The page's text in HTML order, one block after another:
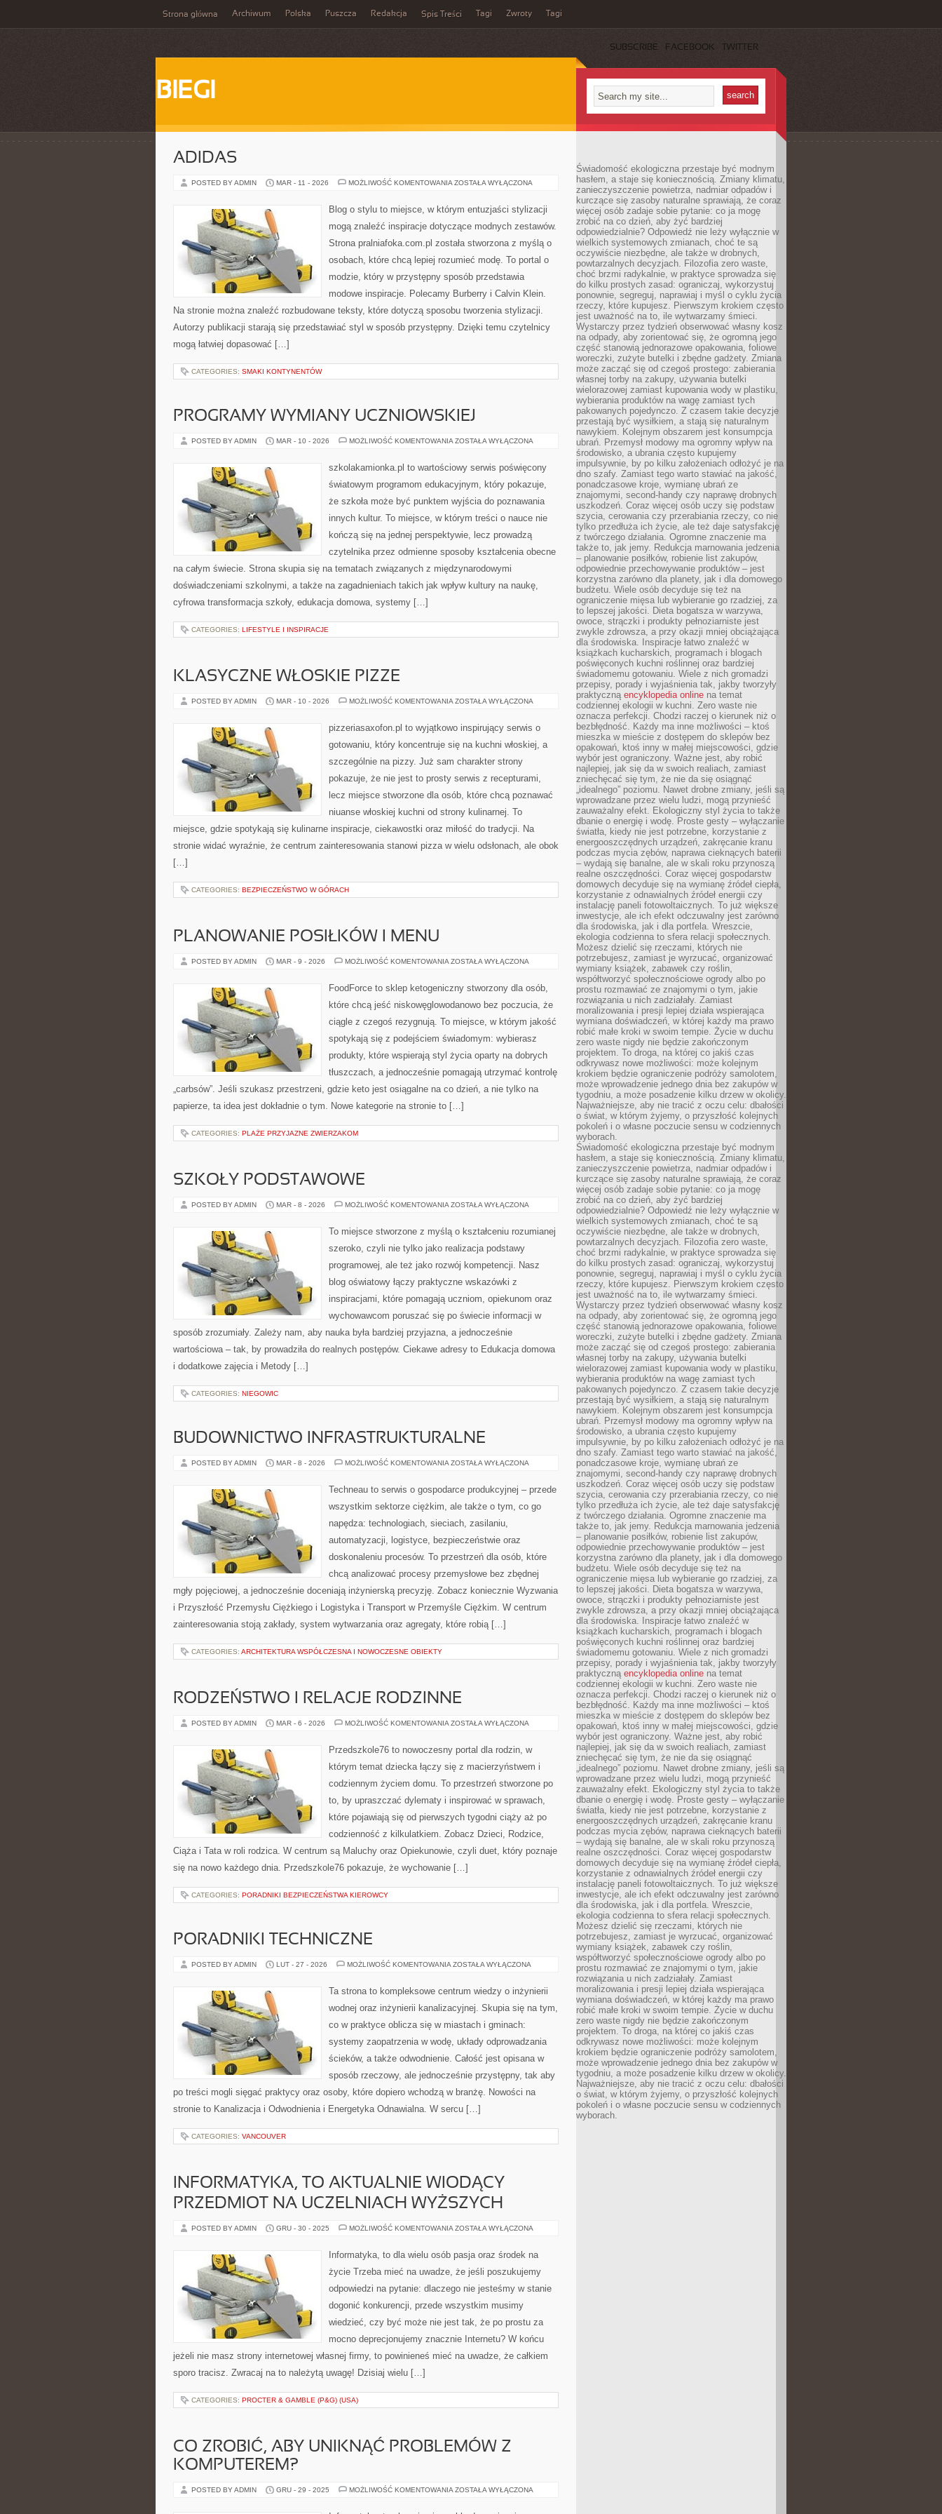
Strona główna Archiwum Polska Puszcza Redakcja Spis Treści Tagi Zwroty Tagi
SUBSCRIBE FACEBOOK TWITTER
BIEGI
ADIDAS
POSTED BY ADMIN MAR - 11 - 2026 MOŻLIWOŚĆ KOMENTOWANIA ADIDAS
ZOSTAŁA WYŁĄCZONA
Blog o stylu to miejsce, w którym entuzjaści stylizacji
mogą znaleźć inspiracje dotyczące modnych zestawów.
Strona pralniafoka.com.pl została stworzona z myślą o
osobach, które chcą lepiej rozumieć modę. To portal o
modzie, który w przystępny sposób przedstawia
modowe inspiracje. Polecamy Burberry i Calvin Klein.
Na stronie można znaleźć rozbudowane teksty, które dotyczą sposobu tworzenia stylizacji.
Autorzy publikacji starają się przedstawiać styl w sposób przystępny. Dzięki temu czytelnicy
mogą łatwiej dopasować […]
CATEGORIES: SMAKI KONTYNENTÓW
PROGRAMY WYMIANY UCZNIOWSKIEJ
POSTED BY ADMIN MAR - 10 - 2026 MOŻLIWOŚĆ KOMENTOWANIA PROGRAMY
ZOSTAŁA WYŁĄCZONA
szkolakamionka.pl to wartościowy serwis poświęcony
światowym programom edukacyjnym, który pokazuje,
że szkoła może być punktem wyjścia do poznawania
innych kultur. To miejsce, w którym treści o nauce nie
kończą się na jednej perspektywie, lecz prowadzą
czytelnika przez odmienne sposoby kształcenia obecne
na całym świecie. Strona skupia się na tematach związanych z międzynarodowymi
doświadczeniami szkolnymi, a także na zagadnieniach takich jak wpływ kultury na naukę,
cyfrowa transformacja szkoły, edukacja domowa, systemy […]
CATEGORIES: LIFESTYLE I INSPIRACJE
KLASYCZNE WŁOSKIE PIZZE
POSTED BY ADMIN MAR - 10 - 2026 MOŻLIWOŚĆ KOMENTOWANIA KLASYCZNE
ZOSTAŁA WYŁĄCZONA
pizzeriasaxofon.pl to wyjątkowo inspirujący serwis o
gotowaniu, który koncentruje się na kuchni włoskiej, a
szczególnie na pizzy. Już sam charakter strony
pokazuje, że nie jest to prosty serwis z recepturami,
lecz miejsce stworzone dla osób, które chcą poznawać
niuanse włoskiej kuchni od strony kulinarnej. To
miejsce, gdzie spotykają się kulinarne inspiracje, ciekawostki oraz miłość do tradycji. Na
stronie widać wyraźnie, że centrum zainteresowania stanowi pizza w wielu odsłonach, ale obok
[…]
CATEGORIES: BEZPIECZEŃSTWO W GÓRACH
PLANOWANIE POSIŁKÓW I MENU
POSTED BY ADMIN MAR - 9 - 2026 MOŻLIWOŚĆ KOMENTOWANIA PLANOWANIE
ZOSTAŁA WYŁĄCZONA
FoodForce to sklep ketogeniczny stworzony dla osób,
które chcą jeść niskowęglowodanowo bez poczucia, że
ciągle z czegoś rezygnują. To miejsce, w którym jakość
spotykają się z podejściem świadomym: wybierasz
produkty, które wspierają styl życia oparty na dobrych
tłuszczach, a jednocześnie pomagają utrzymać kontrolę
„carbsów”. Jeśli szukasz przestrzeni, gdzie keto jest osiągalne na co dzień, a nie tylko na
papierze, ta idea jest dokładnie o tym. Nowe kategorie na stronie to […]
CATEGORIES: PLAŻE PRZYJAZNE ZWIERZAKOM
SZKOŁY PODSTAWOWE
POSTED BY ADMIN MAR - 8 - 2026 MOŻLIWOŚĆ KOMENTOWANIA SZKOŁY
ZOSTAŁA WYŁĄCZONA
To miejsce stworzone z myślą o kształceniu rozumianej
szeroko, czyli nie tylko jako realizacja podstawy
programowej, ale też jako rozwój kompetencji. Nasz
blog oświatowy łączy praktyczne wskazówki z
inspiracjami, które pomagają uczniom, opiekunom oraz
wychowawcom poruszać się po świecie informacji w
sposób zrozumiały. Zależy nam, aby nauka była bardziej przyjazna, a jednocześnie
wartościowa – tak, by prowadziła do realnych postępów. Ciekawe adresy to Edukacja domowa
i dodatkowe zajęcia i Metody […]
CATEGORIES: NIEGOWIC
BUDOWNICTWO INFRASTRUKTURALNE
POSTED BY ADMIN MAR - 8 - 2026 MOŻLIWOŚĆ KOMENTOWANIA BUDOWNICTWO
ZOSTAŁA WYŁĄCZONA
Techneau to serwis o gospodarce produkcyjnej – przede
wszystkim sektorze ciężkim, ale także o tym, co go
napędza: technologiach, sieciach, zasilaniu,
automatyzacji, logistyce, bezpieczeństwie oraz
doskonaleniu procesów. To przestrzeń dla osób, które
chcą analizować procesy przemysłowe bez zbędnej
mgły pojęciowej, a jednocześnie doceniają inżynierską precyzję. Zobacz koniecznie Wyzwania
i Przyszłość Przemysłu Ciężkiego i Logistyka i Transport w Przemyśle Ciężkim. W centrum
zainteresowania stoją zakłady, system wytwarzania oraz agregaty, które robią […]
CATEGORIES: ARCHITEKTURA WSPÓŁCZESNA I NOWOCZESNE OBIEKTY
RODZEŃSTWO I RELACJE RODZINNE
POSTED BY ADMIN MAR - 6 - 2026 MOŻLIWOŚĆ KOMENTOWANIA RODZEŃSTWO
RODZINNE
ZOSTAŁA WYŁĄCZONA
Przedszkole76 to nowoczesny portal dla rodzin, w
którym temat dziecka łączy się z macierzyństwem i
codziennym życiem domu. To przestrzeń stworzone po
to, by upraszczać dylematy i inspirować w sprawach,
które pojawiają się od pierwszych tygodni ciąży aż po
codzienność z kilkulatkiem. Zobacz Dzieci, Rodzice,
Ciąża i Tata w roli rodzica. W centrum są Maluchy oraz Opiekunowie, czyli duet, który poznaje
się na nowo każdego dnia. Przedszkole76 pokazuje, że wychowanie […]
CATEGORIES: PORADNIKI BEZPIECZEŃSTWA KIEROWCY
PORADNIKI TECHNICZNE
POSTED BY ADMIN LUT - 27 - 2026 MOŻLIWOŚĆ KOMENTOWANIA PORADNIKI
ZOSTAŁA WYŁĄCZONA
Ta strona to kompleksowe centrum wiedzy o inżynierii
wodnej oraz inżynierii kanalizacyjnej. Skupia się na tym,
co w praktyce oblicza się w miastach i gminach:
systemy zaopatrzenia w wodę, układy odprowadzania
ścieków, a także odwodnienie. Całość jest opisana w
sposób rzeczowy, ale jednocześnie przystępny, tak aby
po treści mogli sięgać praktycy oraz osoby, które dopiero wchodzą w branżę. Nowości na
stronie to Kanalizacja i Odwodnienia i Energetyka Odnawialna. W sercu […]
CATEGORIES: VANCOUVER
INFORMATYKA, TO AKTUALNIE WIODĄCY
PRZEDMIOT NA UCZELNIACH WYŻSZYCH
POSTED BY ADMIN GRU - 30 - 2025 MOŻLIWOŚĆ KOMENTOWANIA INFORMATYKA,
WIODĄCY
PRZEDMIOT
UCZELNIACH
ZOSTAŁA WYŁĄCZONA
Informatyka, to dla wielu osób pasja oraz środek na
życie Trzeba mieć na uwadze, że jeśli poszukujemy
odpowiedzi na pytanie: dlaczego nie jesteśmy w stanie
dogonić konkurencji, przede wszystkim musimy
wiedzieć, czy być może nie jest tak, że po prostu za
mocno deprecjonujemy znacznie Internetu? W końcu
jeżeli nie masz strony internetowej własnej firmy, to powinieneś mieć na uwadze, że całkiem
sporo tracisz. Zwracaj na to należytą uwagę! Dzisiaj wielu […]
CATEGORIES: PROCTER & GAMBLE (P&G) (USA)
CO ZROBIĆ, ABY UNIKNĄĆ PROBLEMÓW Z
KOMPUTEREM?
POSTED BY ADMIN GRU - 29 - 2025 MOŻLIWOŚĆ KOMENTOWANIA CO
UNIKNĄĆ
ZOSTAŁA WYŁĄCZONA
Świadomość ekologiczna przestaje być modnym
hasłem, a staje się koniecznością. Zmiany klimatu,
zanieczyszczenie powietrza, nadmiar odpadów i
kurczące się zasoby naturalne sprawiają, że coraz
więcej osób zadaje sobie pytanie: co ja mogę
zrobić na co dzień, aby żyć bardziej
odpowiedzialnie? Odpowiedź nie leży wyłącznie w
wielkich systemowych zmianach, choć te są
oczywiście niezbędne, ale także w drobnych,
powtarzalnych decyzjach. Filozofia zero waste,
choć brzmi radykalnie, w praktyce sprowadza się
do kilku prostych zasad: ograniczaj, wykorzystuj
ponownie, segreguj, naprawiaj i myśl o cyklu życia
rzeczy, które kupujesz. Pierwszym krokiem często
jest uważność na to, ile wytwarzamy śmieci.
Wystarczy przez tydzień obserwować własny kosz
na odpady, aby zorientować się, że ogromną jego
część stanowią jednorazowe opakowania, foliowe
woreczki, zużyte butelki i zbędne gadżety. Zmiana
może zacząć się od czegoś prostego: zabierania
własnej torby na zakupy, używania butelki
wielorazowej zamiast kupowania wody w plastiku,
wybierania produktów na wagę zamiast tych
pakowanych pojedynczo. Z czasem takie decyzje
przestają być wysiłkiem, a stają się naturalnym
nawykiem. Kolejnym obszarem jest konsumpcja
ubrań. Przemysł modowy ma ogromny wpływ na
środowisko, a ubrania często kupujemy
impulsywnie, by po kilku założeniach odłożyć je na
dno szafy. Zamiast tego warto stawiać na jakość,
ponadczasowe kroje, wymianę ubrań ze
znajomymi, second-handy czy naprawę drobnych
uszkodzeń. Coraz więcej osób uczy się podstaw
szycia, cerowania czy przerabiania rzeczy, co nie
tylko przedłuża ich życie, ale też daje satysfakcję
z twórczego działania. Ogromne znaczenie ma
także to, jak jemy. Redukcja marnowania jedzenia
– planowanie posiłków, robienie list zakupów,
odpowiednie przechowywanie produktów – jest
korzystna zarówno dla planety, jak i dla domowego
budżetu. Wiele osób decyduje się też na
ograniczenie mięsa lub wybieranie go rzadziej, za
to lepszej jakości. Dieta bogatsza w warzywa,
owoce, strączki i produkty pełnoziarniste jest
zwykle zdrowsza, a przy okazji mniej obciążająca
dla środowiska. Inspiracje łatwo znaleźć w
książkach kucharskich, programach i blogach
poświęconych kuchni roślinnej oraz bardziej
świadomemu gotowaniu. Wiele z nich gromadzi
przepisy, porady i wyjaśnienia tak, jakby tworzyły
praktyczną encyklopedia online na temat
codziennej ekologii w kuchni. Zero waste nie
oznacza perfekcji. Chodzi raczej o kierunek niż o
bezbłędność. Każdy ma inne możliwości – ktoś
mieszka w mieście z dostępem do sklepów bez
opakowań, ktoś inny w małej miejscowości, gdzie
wybór jest ograniczony. Ważne jest, aby robić
najlepiej, jak się da w swoich realiach, zamiast
zniechęcać się tym, że nie da się osiągnąć
„idealnego” poziomu. Nawet drobne zmiany, jeśli są
wprowadzane przez wielu ludzi, mogą przynieść
zauważalny efekt. Ekologiczny styl życia to także
dbanie o energię i wodę. Proste gesty – wyłączanie
światła, kiedy nie jest potrzebne, korzystanie z
energooszczędnych urządzeń, zakręcanie kranu
podczas mycia zębów, naprawa cieknących baterii
– wydają się banalne, ale w skali roku przynoszą
realne oszczędności. Coraz więcej gospodarstw
domowych decyduje się na wymianę źródeł ciepła,
korzystanie z odnawialnych źródeł energii czy
instalację paneli fotowoltaicznych. To już większe
inwestycje, ale ich efekt odczuwalny jest zarówno
dla środowiska, jak i dla portfela. Wreszcie,
ekologia codzienna to sfera relacji społecznych.
Możesz dzielić się rzeczami, których nie
potrzebujesz, zamiast je wyrzucać, organizować
wymiany książek, zabawek czy roślin,
współtworzyć społecznościowe ogrody albo po
prostu rozmawiać ze znajomymi o tym, jakie
rozwiązania u nich zadziałały. Zamiast
moralizowania i presji lepiej działa wspierająca
wymiana doświadczeń, w której każdy ma prawo
robić małe kroki w swoim tempie. Życie w duchu
zero waste nigdy nie będzie zakończonym
projektem. To droga, na której co jakiś czas
odkrywasz nowe możliwości: może kolejnym
krokiem będzie ograniczenie podróży samolotem,
może wprowadzenie jednego dnia bez zakupów w
tygodniu, a może posadzenie kilku drzew w okolicy.
Najważniejsze, aby nie tracić z oczu celu: dbałości
o świat, w którym żyjemy, o przyszłość kolejnych
pokoleń i o własne poczucie sensu w codziennych
wyborach.
Świadomość ekologiczna przestaje być modnym
hasłem, a staje się koniecznością. Zmiany klimatu,
zanieczyszczenie powietrza, nadmiar odpadów i
kurczące się zasoby naturalne sprawiają, że coraz
więcej osób zadaje sobie pytanie: co ja mogę
zrobić na co dzień, aby żyć bardziej
odpowiedzialnie? Odpowiedź nie leży wyłącznie w
wielkich systemowych zmianach, choć te są
oczywiście niezbędne, ale także w drobnych,
powtarzalnych decyzjach. Filozofia zero waste,
choć brzmi radykalnie, w praktyce sprowadza się
do kilku prostych zasad: ograniczaj, wykorzystuj
ponownie, segreguj, naprawiaj i myśl o cyklu życia
rzeczy, które kupujesz. Pierwszym krokiem często
jest uważność na to, ile wytwarzamy śmieci.
Wystarczy przez tydzień obserwować własny kosz
na odpady, aby zorientować się, że ogromną jego
część stanowią jednorazowe opakowania, foliowe
woreczki, zużyte butelki i zbędne gadżety. Zmiana
może zacząć się od czegoś prostego: zabierania
własnej torby na zakupy, używania butelki
wielorazowej zamiast kupowania wody w plastiku,
wybierania produktów na wagę zamiast tych
pakowanych pojedynczo. Z czasem takie decyzje
przestają być wysiłkiem, a stają się naturalnym
nawykiem. Kolejnym obszarem jest konsumpcja
ubrań. Przemysł modowy ma ogromny wpływ na
środowisko, a ubrania często kupujemy
impulsywnie, by po kilku założeniach odłożyć je na
dno szafy. Zamiast tego warto stawiać na jakość,
ponadczasowe kroje, wymianę ubrań ze
znajomymi, second-handy czy naprawę drobnych
uszkodzeń. Coraz więcej osób uczy się podstaw
szycia, cerowania czy przerabiania rzeczy, co nie
tylko przedłuża ich życie, ale też daje satysfakcję
z twórczego działania. Ogromne znaczenie ma
także to, jak jemy. Redukcja marnowania jedzenia
– planowanie posiłków, robienie list zakupów,
odpowiednie przechowywanie produktów – jest
korzystna zarówno dla planety, jak i dla domowego
budżetu. Wiele osób decyduje się też na
ograniczenie mięsa lub wybieranie go rzadziej, za
to lepszej jakości. Dieta bogatsza w warzywa,
owoce, strączki i produkty pełnoziarniste jest
zwykle zdrowsza, a przy okazji mniej obciążająca
dla środowiska. Inspiracje łatwo znaleźć w
książkach kucharskich, programach i blogach
poświęconych kuchni roślinnej oraz bardziej
świadomemu gotowaniu. Wiele z nich gromadzi
przepisy, porady i wyjaśnienia tak, jakby tworzyły
praktyczną encyklopedia online na temat
codziennej ekologii w kuchni. Zero waste nie
oznacza perfekcji. Chodzi raczej o kierunek niż o
bezbłędność. Każdy ma inne możliwości – ktoś
mieszka w mieście z dostępem do sklepów bez
opakowań, ktoś inny w małej miejscowości, gdzie
wybór jest ograniczony. Ważne jest, aby robić
najlepiej, jak się da w swoich realiach, zamiast
zniechęcać się tym, że nie da się osiągnąć
„idealnego” poziomu. Nawet drobne zmiany, jeśli są
wprowadzane przez wielu ludzi, mogą przynieść
zauważalny efekt. Ekologiczny styl życia to także
dbanie o energię i wodę. Proste gesty – wyłączanie
światła, kiedy nie jest potrzebne, korzystanie z
energooszczędnych urządzeń, zakręcanie kranu
podczas mycia zębów, naprawa cieknących baterii
– wydają się banalne, ale w skali roku przynoszą
realne oszczędności. Coraz więcej gospodarstw
domowych decyduje się na wymianę źródeł ciepła,
korzystanie z odnawialnych źródeł energii czy
instalację paneli fotowoltaicznych. To już większe
inwestycje, ale ich efekt odczuwalny jest zarówno
dla środowiska, jak i dla portfela. Wreszcie,
ekologia codzienna to sfera relacji społecznych.
Możesz dzielić się rzeczami, których nie
potrzebujesz, zamiast je wyrzucać, organizować
wymiany książek, zabawek czy roślin,
współtworzyć społecznościowe ogrody albo po
prostu rozmawiać ze znajomymi o tym, jakie
rozwiązania u nich zadziałały. Zamiast
moralizowania i presji lepiej działa wspierająca
wymiana doświadczeń, w której każdy ma prawo
robić małe kroki w swoim tempie. Życie w duchu
zero waste nigdy nie będzie zakończonym
projektem. To droga, na której co jakiś czas
odkrywasz nowe możliwości: może kolejnym
krokiem będzie ograniczenie podróży samolotem,
może wprowadzenie jednego dnia bez zakupów w
tygodniu, a może posadzenie kilku drzew w okolicy.
Najważniejsze, aby nie tracić z oczu celu: dbałości
o świat, w którym żyjemy, o przyszłość kolejnych
pokoleń i o własne poczucie sensu w codziennych
wyborach.